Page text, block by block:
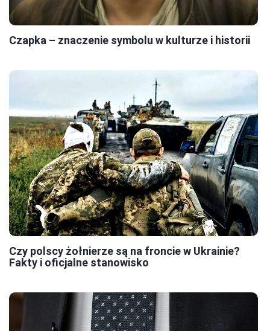
Czapka – znaczenie symbolu w kulturze i historii
Czy polscy żołnierze są na froncie w Ukrainie?
Fakty i oficjalne stanowisko